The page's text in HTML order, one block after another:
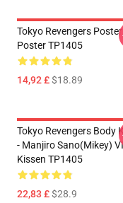
Tokyo Revengers Poster
Poster TP1405
14,92 £$18.89
Tokyo Revengers Body
- Manjiro Sano(Mikey)
Kissen TP1405
22,83 £$28.9